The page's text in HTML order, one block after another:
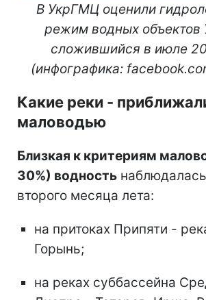
В УкрГМЦ оценили
режим водных объектов
сложившийся в июле
(инфографика:
Какие реки -
маловодью
Близкая к критериям
30%) водность
второго месяца лета:
на притоках Припяти -
Горынь;
на реках суббассейна